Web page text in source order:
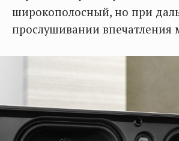
широкополосный, но при
прослушивании впечатления